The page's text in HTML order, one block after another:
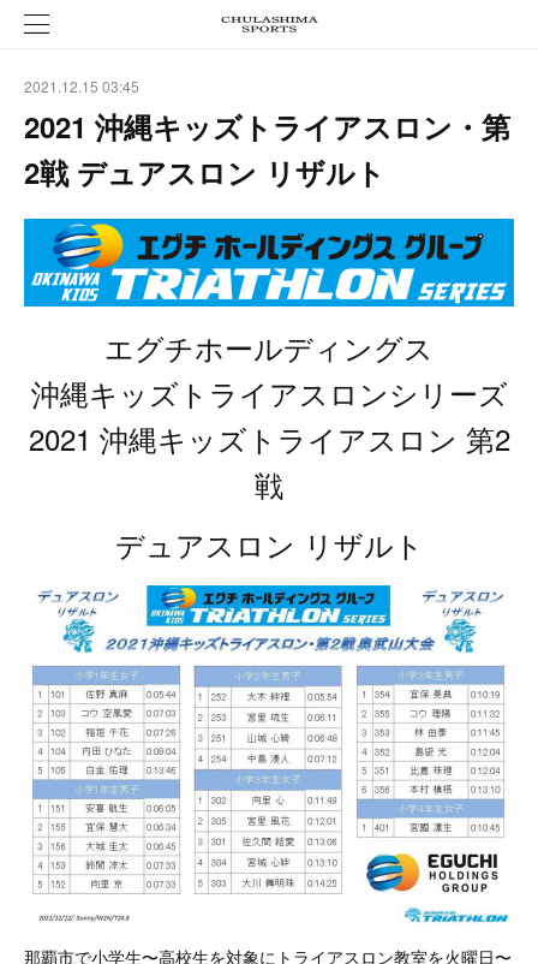
2021.12.15 03:45
2021 沖縄キッズトライアスロン・第
2戦 デュアスロン リザルト
エグチホールディングス
沖縄キッズトライアスロンシリーズ
2021 沖縄キッズトライアスロン 第2
戦
デュアスロン リザルト
那覇市で小学生〜高校生を対象にトライアスロン教室を火曜日〜